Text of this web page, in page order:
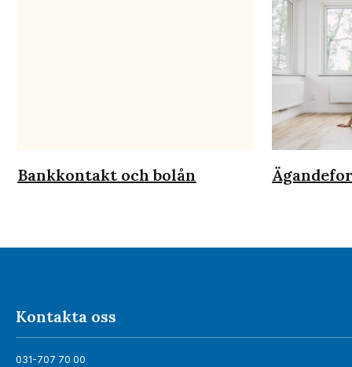
Bankkontakt och bolån
Kontakta oss
031-707 70 00